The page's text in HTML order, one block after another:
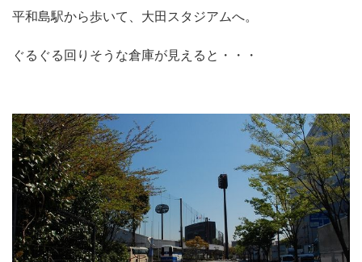
平和島駅から歩いて、大田スタジアムへ。
ぐるぐる回りそうな倉庫が見えると・・・